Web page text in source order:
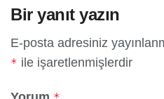
Bir yanıt yazın
E-posta adresiniz
* ile işaretlenmişlerdir